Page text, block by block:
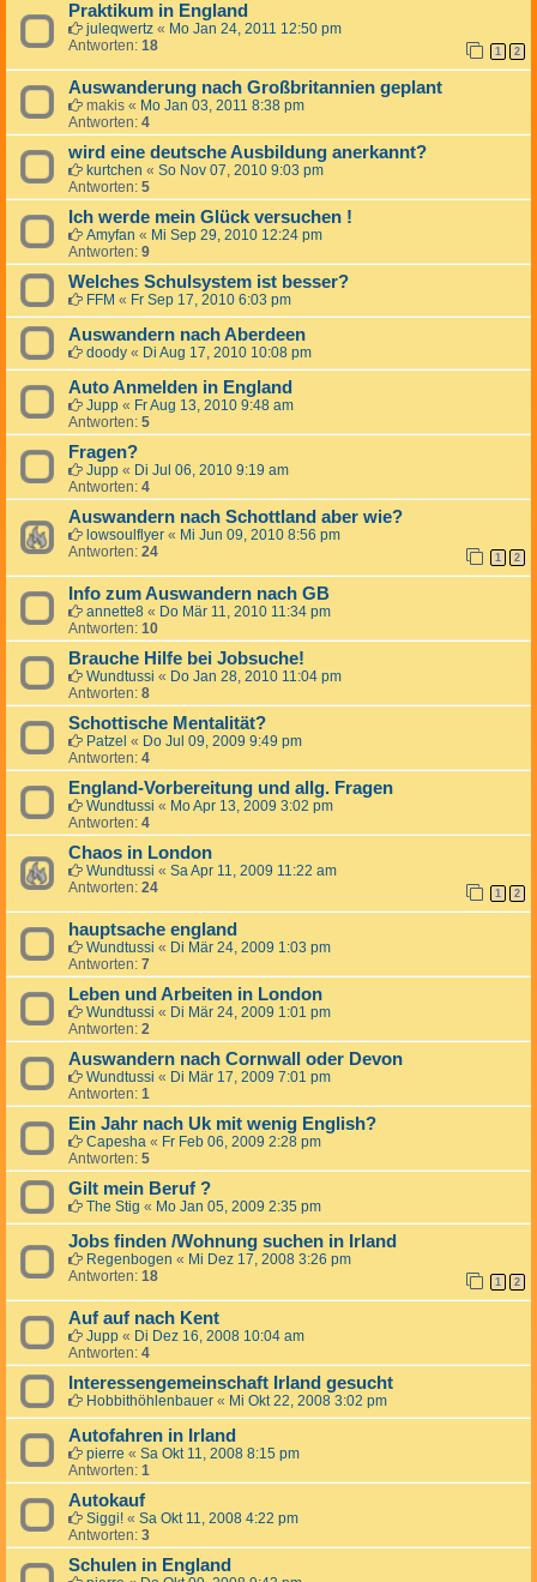
Praktikum in England
juleqwertz « Mo Jan 24, 2011 12:50 pm
Antworten: 18 1 2
Auswanderung nach Großbritannien geplant
makis « Mo Jan 03, 2011 8:38 pm
Antworten: 4
wird eine deutsche Ausbildung anerkannt?
kurtchen « So Nov 07, 2010 9:03 pm
Antworten: 5
Ich werde mein Glück versuchen !
Amyfan « Mi Sep 29, 2010 12:24 pm
Antworten: 9
Welches Schulsystem ist besser?
FFM « Fr Sep 17, 2010 6:03 pm
Auswandern nach Aberdeen
doody « Di Aug 17, 2010 10:08 pm
Auto Anmelden in England
Jupp « Fr Aug 13, 2010 9:48 am
Antworten: 5
Fragen?
Jupp « Di Jul 06, 2010 9:19 am
Antworten: 4
Auswandern nach Schottland aber wie?
lowsoulflyer « Mi Jun 09, 2010 8:56 pm
Antworten: 24 1 2
Info zum Auswandern nach GB
annette8 « Do Mär 11, 2010 11:34 pm
Antworten: 10
Brauche Hilfe bei Jobsuche!
Wundtussi « Do Jan 28, 2010 11:04 pm
Antworten: 8
Schottische Mentalität?
Patzel « Do Jul 09, 2009 9:49 pm
Antworten: 4
England-Vorbereitung und allg. Fragen
Wundtussi « Mo Apr 13, 2009 3:02 pm
Antworten: 4
Chaos in London
Wundtussi « Sa Apr 11, 2009 11:22 am
Antworten: 24 1 2
hauptsache england
Wundtussi « Di Mär 24, 2009 1:03 pm
Antworten: 7
Leben und Arbeiten in London
Wundtussi « Di Mär 24, 2009 1:01 pm
Antworten: 2
Auswandern nach Cornwall oder Devon
Wundtussi « Di Mär 17, 2009 7:01 pm
Antworten: 1
Ein Jahr nach Uk mit wenig English?
Capesha « Fr Feb 06, 2009 2:28 pm
Antworten: 5
Gilt mein Beruf ?
The Stig « Mo Jan 05, 2009 2:35 pm
Jobs finden /Wohnung suchen in Irland
Regenbogen « Mi Dez 17, 2008 3:26 pm
Antworten: 18 1 2
Auf auf nach Kent
Jupp « Di Dez 16, 2008 10:04 am
Antworten: 4
Interessengemeinschaft Irland gesucht
Hobbithöhlenbauer « Mi Okt 22, 2008 3:02 pm
Autofahren in Irland
pierre « Sa Okt 11, 2008 8:15 pm
Antworten: 1
Autokauf
Siggi! « Sa Okt 11, 2008 4:22 pm
Antworten: 3
Schulen in England